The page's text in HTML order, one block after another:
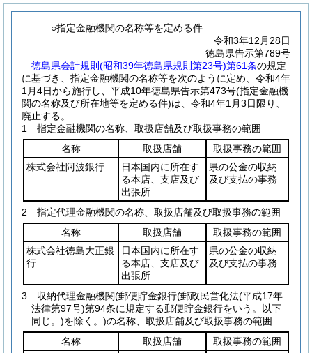
○指定金融機関の名称等を定める件
令和3年12月28日
徳島県告示第789号
徳島県会計規則(昭和39年徳島県規則第23号)第61条の規定
に基づき、指定金融機関の名称等を次のように定め、令和4年
1月4日から施行し、平成10年徳島県告示第473号(指定金融機
関の名称及び所在地等を定める件)は、令和4年1月3日限り、
廃止する。
1 指定金融機関の名称、取扱店舗及び取扱事務の範囲
名称
取扱店舗
取扱事務の範囲
株式会社阿波銀行
日本国内に所在す
る本店、支店及び
出張所
県の公金の収納
及び支払の事務
2 指定代理金融機関の名称、取扱店舗及び取扱事務の範囲
名称
取扱店舗
取扱事務の範囲
株式会社徳島大正銀
行
日本国内に所在す
る本店、支店及び
出張所
県の公金の収納
及び支払の事務
3 収納代理金融機関(郵便貯金銀行(郵政民営化法(平成17年
法律第97号)第94条に規定する郵便貯金銀行をいう。以下
同じ。)を除く。)の名称、取扱店舗及び取扱事務の範囲
名称
取扱店舗
取扱事務の範囲